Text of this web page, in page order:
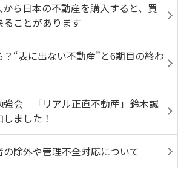
ら日本の不動産を購入すると、買
ことがあります
？“表に出ない不動産”と6期目の終わ
強会 「リアル正直不動産」鈴木誠
ました！
除外や管理不全対応について